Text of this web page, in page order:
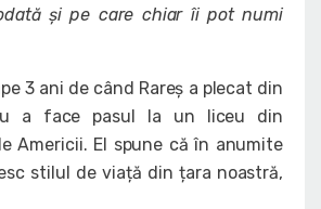
și pe care chiar îi pot numi
3 ani de când Rareș a plecat din
a face pasul la un liceu din
Americii. El spune că în anumite
stilul de viață din țara noastră,